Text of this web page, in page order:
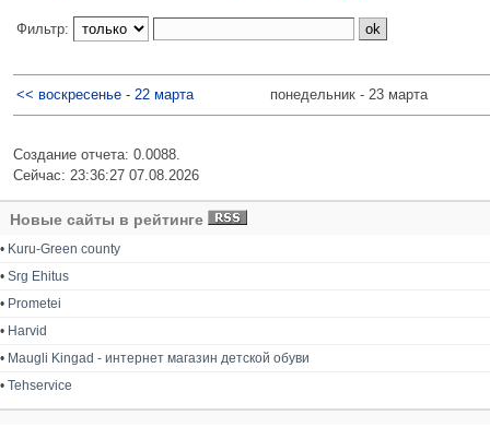
Фильтр:
<< воскресенье - 22 марта понедельник - 23 марта
Создание отчета: 0.0088.
Сейчас: 23:36:27 07.08.2026
Новые сайты в рейтинге
• Kuru-Green county
• Srg Ehitus
• Prometei
• Harvid
• Maugli Kingad - интернет магазин детской обуви
• Tehservice